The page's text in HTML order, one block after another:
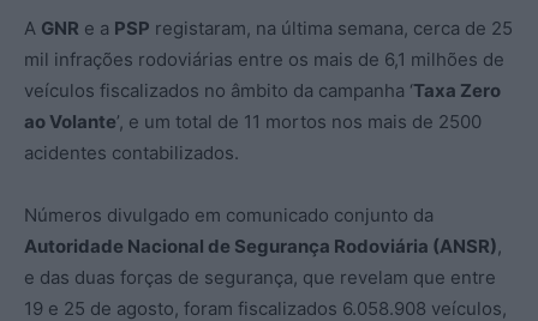
A GNR e a PSP registaram, na última semana, cerca de 25
mil infrações rodoviárias entre os mais de 6,1 milhões de
veículos fiscalizados no âmbito da campanha ‘Taxa Zero
ao Volante’, e um total de 11 mortos nos mais de 2500
acidentes contabilizados.
Números divulgado em comunicado conjunto da
Autoridade Nacional de Segurança Rodoviária (ANSR),
e das duas forças de segurança, que revelam que entre
19 e 25 de agosto, foram fiscalizados 6.058.908 veículos,